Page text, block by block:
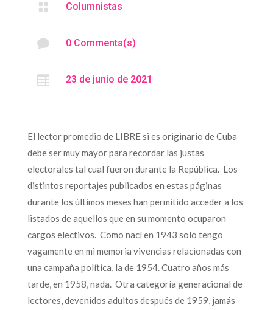
 Columnistas
 0 Comments(s)
 23 de junio de 2021
El lector promedio de LIBRE si es originario de Cuba
debe ser muy mayor para recordar las justas
electorales tal cual fueron durante la República. Los
distintos reportajes publicados en estas páginas
durante los últimos meses han permitido acceder a los
listados de aquellos que en su momento ocuparon
cargos electivos. Como nací en 1943 solo tengo
vagamente en mi memoria vivencias relacionadas con
una campaña política, la de 1954. Cuatro años más
tarde, en 1958, nada. Otra categoría generacional de
lectores, devenidos adultos después de 1959, jamás